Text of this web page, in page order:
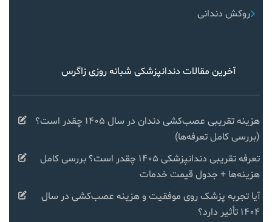
روکش دندانی
آخرین مقالات دندانپزشکی شبانه روزی زاگرس
هزینه تقریبی عصب‌کشی دندان در سال ۱۴۰۵ چقدر است؟
(بررسی کامل تعرفه‌ها)
تعرفه تقریبی دندانپزشکی ۱۴۰۵ چقدر است؟ بررسی کامل
هزینه‌ها + جدول قیمت خدمات
آیا تجربه پزشک روی موفقیت و هزینه عصب‌کشی در سال
۱۴۰۴ تأثیر دارد؟